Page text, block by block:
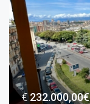
€232.000,00€